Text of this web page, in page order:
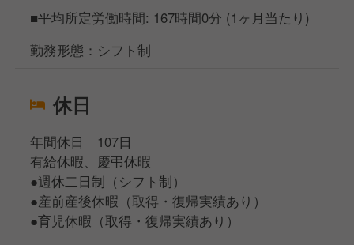
■平均所定労働時間: 167時間0分 (1ヶ月当たり)
勤務形態：シフト制
休日
年間休日 107日
有給休暇、慶弔休暇
●週休二日制（シフト制）
●産前産後休暇（取得・復帰実績あり）
●育児休暇（取得・復帰実績あり）